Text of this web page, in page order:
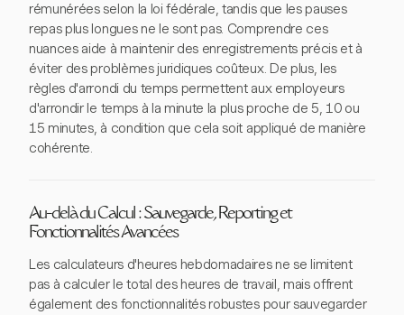
rémunérées selon la loi fédérale, tandis que les pauses
repas plus longues ne le sont pas. Comprendre ces
nuances aide à maintenir des enregistrements précis et à
éviter des problèmes juridiques coûteux. De plus, les
règles d'arrondi du temps permettent aux employeurs
d'arrondir le temps à la minute la plus proche de 5, 10 ou
15 minutes, à condition que cela soit appliqué de manière
cohérente.
Au-delà du Calcul : Sauvegarde, Reporting et
Fonctionnalités Avancées
Les calculateurs d'heures hebdomadaires ne se limitent
pas à calculer le total des heures de travail, mais offrent
également des fonctionnalités robustes pour sauvegarder